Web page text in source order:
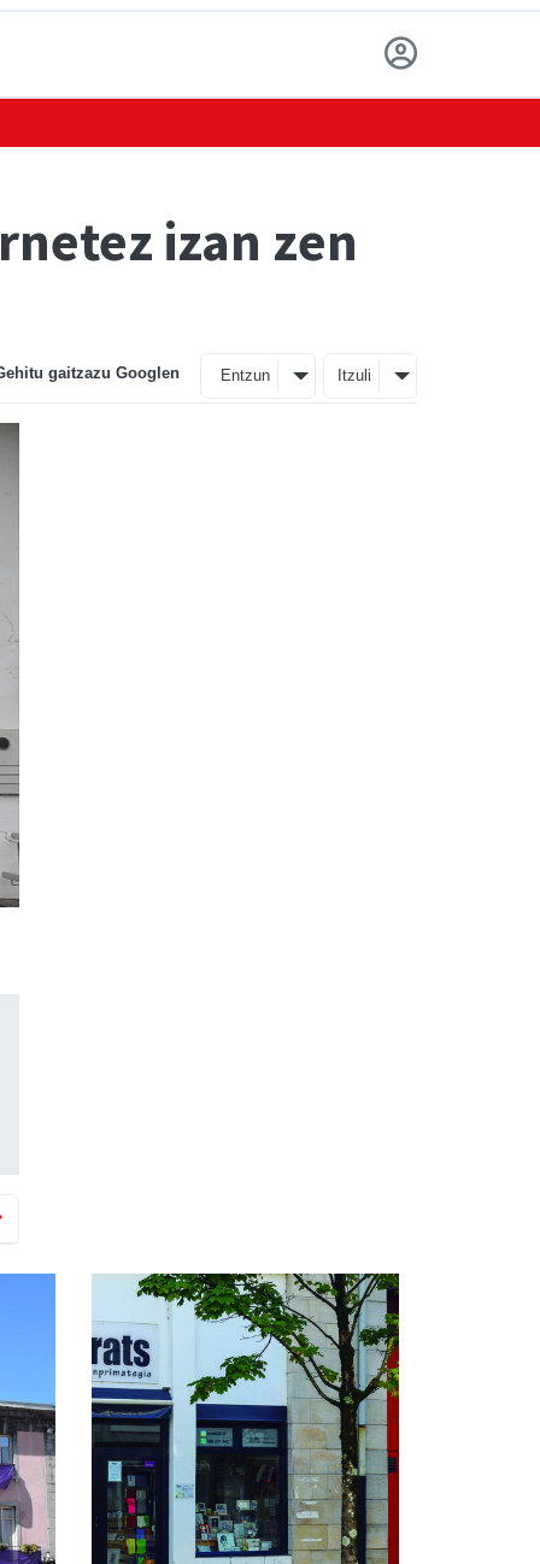
izan zen
gaitzazu Googlen Entzun Itzuli